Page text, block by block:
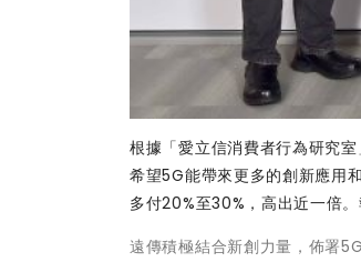
根據「愛立信消費者行為研究室
希望5G能帶來更多的創新應用
多付20%至30%，高出近一倍
遠傳積極結合新創力量，佈署